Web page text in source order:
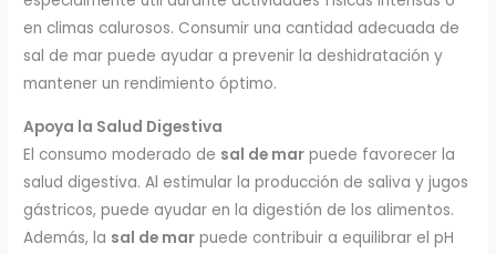
en climas calurosos. Consumir una cantidad adecuada de
sal de mar puede ayudar a prevenir la deshidratación y
mantener un rendimiento óptimo.
Apoya la Salud Digestiva
El consumo moderado de sal de mar puede favorecer la
salud digestiva. Al estimular la producción de saliva y jugos
gástricos, puede ayudar en la digestión de los alimentos.
Además, la sal de mar puede contribuir a equilibrar el pH